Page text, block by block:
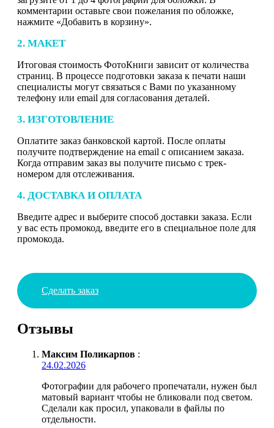
комментарии оставьте свои пожелания по обложке,
нажмите «Добавить в корзину».
2. МАКЕТ
Итоговая стоимость ФотоКниги зависит от количества
страниц. В процессе подготовки заказа к печати наши
специалисты могут связаться с Вами по указанному
телефону или email для согласования деталей.
3. ИЗГОТОВЛЕНИЕ
Оплатите заказ банковской картой. После оплаты
получите подтверждение на email с описанием заказа.
Когда отправим заказ вы получите письмо с трек-
номером для отслеживания.
4. ДОСТАВКА И ОПЛАТА
Введите адрес и выберите способ доставки заказа. Если
у вас есть промокод, введите его в специальное поле для
промокода.
Сделать заказ
Отзывы
Максим Поликарпов :
24.02.2026
Фотографии для рабочего пропечатали, нужен был
матовый вариант чтобы не бликовали под светом.
Сделали как просил, упаковали в файлы по
отдельности.